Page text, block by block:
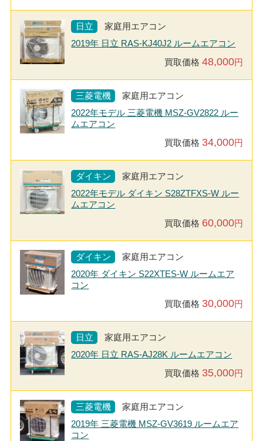
日立
家庭用エアコン
2019年 日立 RAS-KJ40J2 ルームエアコン
買取価格48,000円
三菱電機
家庭用エアコン
2022年モデル 三菱電機 MSZ-GV2822 ルー
ムエアコン
買取価格 34,000円
ダイキン
家庭用エアコン
2022年モデル ダイキン S28ZTFXS-W ルー
ムエアコン
買取価格 60,000円
ダイキン
家庭用エアコン
2020年 ダイキン S22XTES-W ルームエア
コン
買取価格 30,000円
日立
家庭用エアコン
2020年 日立 RAS-AJ28K ルームエアコン
買取価格 35,000円
三菱電機
家庭用エアコン
2019年 三菱電機 MSZ-GV3619 ルームエア
コン